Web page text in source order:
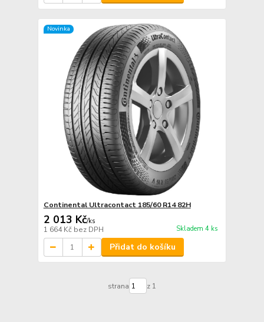
Novinka
Continental Ultracontact 185/60 R14 82H
2 013 Kč/ks
1 664 Kč bez DPH Skladem 4 ks
Přidat do košíku
strana z 1